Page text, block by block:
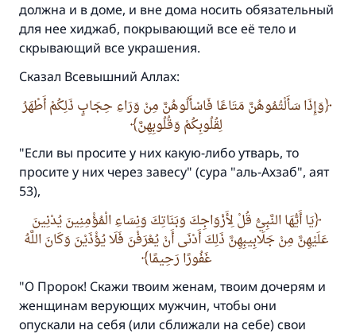
должна и в доме, и вне дома носить обязательный
для нее хиджаб, покрывающий все её тело и
скрывающий все украшения.
Сказал Всевышний Аллах:
وَإِذَا سَأَلْتُمُوهُنَّ مَتَاعًا فَاسْأَلُوهُنَّ مِنْ وَرَاءِ حِجَابٍ ذَلِكُمْ أَطْهَرُ
لِقُلُوبِكُمْ وَقُلُوبِهِنَّ
"Если вы просите у них какую-либо утварь, то
просите у них через завесу" (сура "аль-Ахзаб", аят
53),
يَا أَيُّهَا النَّبِيُّ قُلْ لِأَزْوَاجِكَ وَبَنَاتِكَ وَنِسَاءِ الْمُؤْمِنِينَ يُدْنِينَ
عَلَيْهِنَّ مِنْ جَلَابِيبِهِنَّ ذَلِكَ أَدْنَى أَنْ يُعْرَفْنَ فَلَا يُؤْذَيْنَ وَكَانَ اللَّهُ
غَفُورًا رَحِيمًا
"О Пророк! Скажи твоим женам, твоим дочерям и
женщинам верующих мужчин, чтобы они
опускали на себя (или сближали на себе) свои
Ответ № 110845 помог сохранить
брак.
Посланник Аллаха, мир ему и
благословение, сказал:
«Указавшему на благое (полагается) такая
же награда как и совершившему его»
(МУСЛИМ, № 1893).